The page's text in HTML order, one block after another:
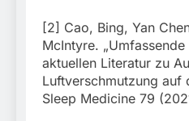
[2] Cao, Bing, Yan
McIntyre.
aktuellen Literatur zu
Luftverschmutzung auf
Sleep Medicine 79